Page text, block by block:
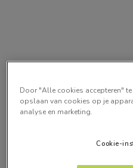
Door "Alle cookies accepteren"
opslaan van cookies op je
analyse en marketing.
Cookie-